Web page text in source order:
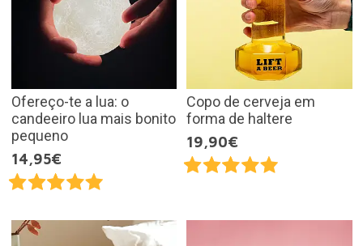
Ofereço-te a lua: o
candeeiro lua mais bonito
pequeno
14,95€
Copo de cerveja em
forma de haltere
19,90€